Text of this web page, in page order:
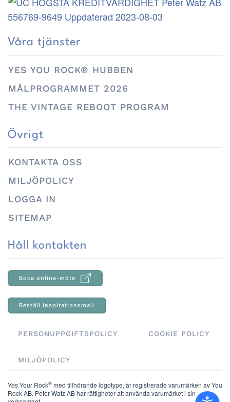
Våra tjänster
YES YOU ROCK® HUBBEN
MÅLPROGRAMMET 2026
THE VINTAGE REBOOT PROGRAM
Övrigt
KONTAKTA OSS
MILJÖPOLICY
LOGGA IN
SITEMAP
Håll kontakten
Boka online-möte
Beställ Inspirationsmail
PERSONUPPGIFTSPOLICY COOKIE POLICY
MILJÖPOLICY
Yes Your Rock® med tillhörande logotype, är registrerade varumärken av You
Rock AB. Peter Watz AB har rättigheter att använda varumärket i sin